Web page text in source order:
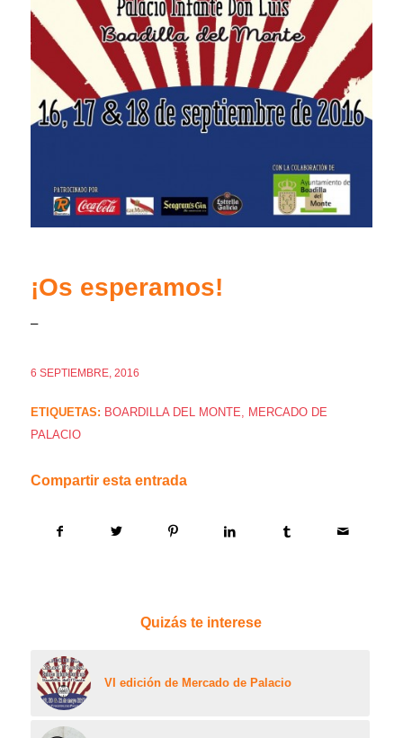
¡Os esperamos!
–
6 SEPTIEMBRE, 2016
ETIQUETAS: BOARDILLA DEL MONTE
MERCADO DE
PALACIO
Compartir esta entrada
Quizás te interese
VI edición de Mercado de Palacio